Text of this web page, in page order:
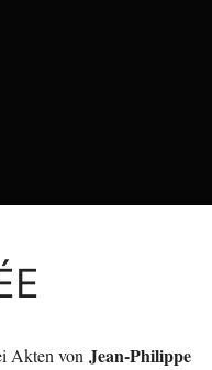
Akten von Jean-Philippe